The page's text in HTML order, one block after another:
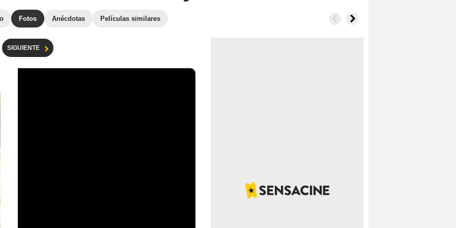
Fotos Anécdotas Películas similares
SIGUIENTE